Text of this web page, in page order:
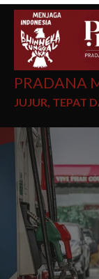
PRADANA
JUJUR, TEPAT